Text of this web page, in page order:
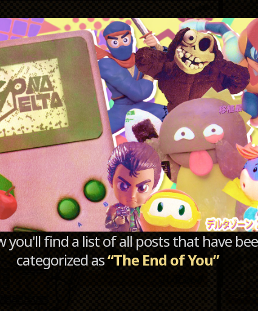
you'll find a list of all posts that have
categorized as“The End of You”